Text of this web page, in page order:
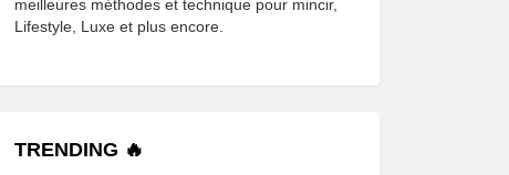
meilleures méthodes et technique pour mincir,
Lifestyle, Luxe et plus encore.
TRENDING 🔥